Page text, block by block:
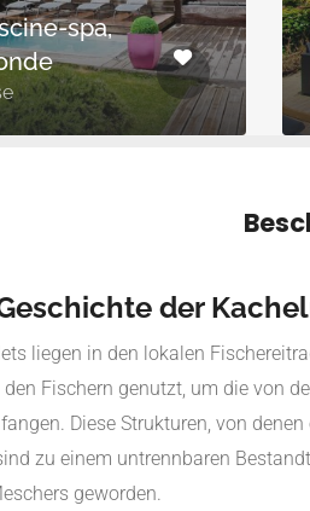
spa,
der
liegen in den lokalen
Fischern genutzt, um die von
Diese Strukturen, von
zu einem untrennbaren
geworden.